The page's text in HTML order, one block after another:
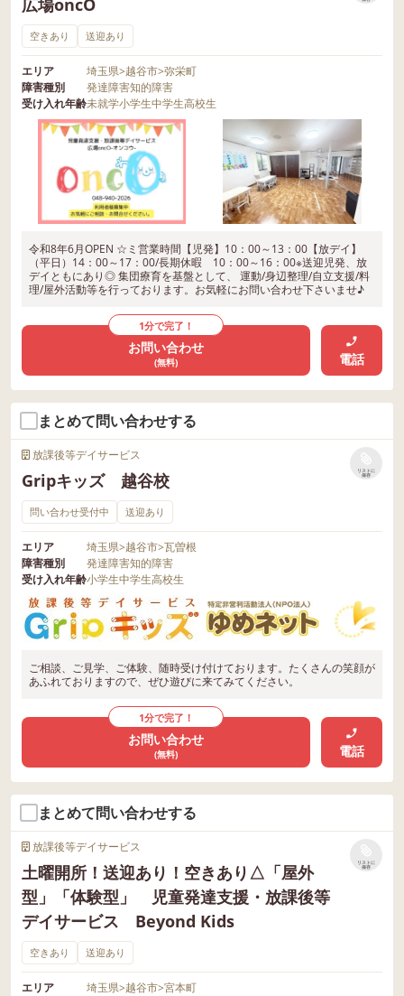
空きあり 送迎あり
エリア 埼玉県>越谷市>弥栄町
障害種別
発達障害知的障害
受け入れ年齢未就学小学生中学生高校生
令和8年6月OPEN ☆ミ営業時間【児発】10：00～13：00【放デイ】
（平日）14：00～17：00/長期休暇 10：00～16：00※送迎児発、放
デイともにあり◎ 集団療育を基盤として、 運動/身辺整理/自立支援/料
理/屋外活動等を行っております。お気軽にお問い合わせ下さいませ♪
1分で完了！
お問い合わせ
(無料) 電話
まとめて問い合わせする
放課後等デイサービス
Gripキッズ 越谷校
リストに
保存
問い合わせ受付中 送迎あり
エリア 埼玉県>越谷市>瓦曽根
障害種別
発達障害知的障害
受け入れ年齢小学生中学生高校生
ご相談、ご見学、ご体験、随時受け付けております。たくさんの笑顔が
あふれておりますので、ぜひ遊びに来てみてください。
1分で完了！
お問い合わせ
(無料) 電話
まとめて問い合わせする
放課後等デイサービス
土曜開所！送迎あり！空きあり△「屋外
型」「体験型」 児童発達支援・放課後等
デイサービス Beyond Kids
リストに
保存
空きあり 送迎あり
エリア 埼玉県>越谷市>宮本町